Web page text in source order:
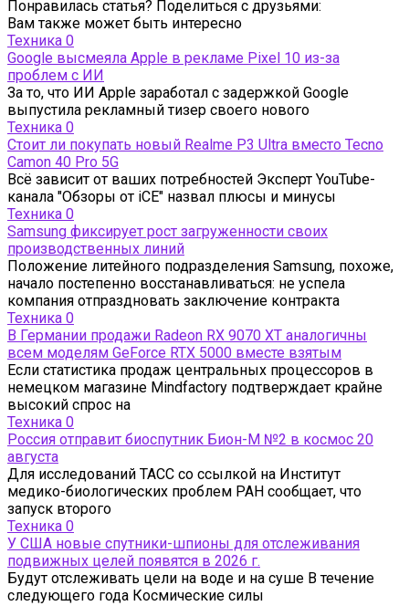
Понравилась статья? Поделиться с друзьями:
Вам также может быть интересно
Техника 0
Google высмеяла Apple в рекламе Pixel 10 из-за
проблем с ИИ
За то, что ИИ Apple заработал с задержкой Google
выпустила рекламный тизер своего нового
Техника 0
Стоит ли покупать новый Realme P3 Ultra вместо Tecno
Camon 40 Pro 5G
Всё зависит от ваших потребностей Эксперт YouTube-
канала "Обзоры от iCE" назвал плюсы и минусы
Техника 0
Samsung фиксирует рост загруженности своих
производственных линий
Положение литейного подразделения Samsung, похоже,
начало постепенно восстанавливаться: не успела
компания отпраздновать заключение контракта
Техника 0
В Германии продажи Radeon RX 9070 XT аналогичны
всем моделям GeForce RTX 5000 вместе взятым
Если статистика продаж центральных процессоров в
немецком магазине Mindfactory подтверждает крайне
высокий спрос на
Техника 0
Россия отправит биоспутник Бион-М №2 в космос 20
августа
Для исследований ТАСС со ссылкой на Институт
медико-биологических проблем РАН сообщает, что
запуск второго
Техника 0
У США новые спутники-шпионы для отслеживания
подвижных целей появятся в 2026 г.
Будут отслеживать цели на воде и на суше В течение
следующего года Космические силы